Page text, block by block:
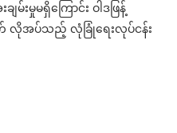
မှုမရှိကြောင်း ဝါဒဖြန့်
က် လိုအပ်သည့် လုံခြုံရေးလုပ်ငန်း